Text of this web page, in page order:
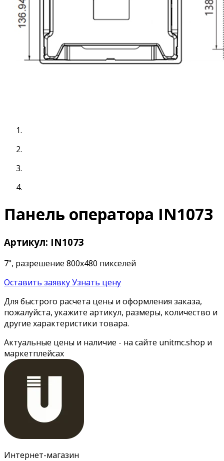
Панель оператора IN1073
Артикул: IN1073
7", разрешение 800х480 пикселей
Оставить заявкуУзнать цену
Для быстрого расчета цены и оформления заказа,
пожалуйста, укажите артикул, размеры, количество и
другие характеристики товара.
Актуальные цены и наличие - на сайте unitmc.shop и
маркетплейсах
Интернет-магазин